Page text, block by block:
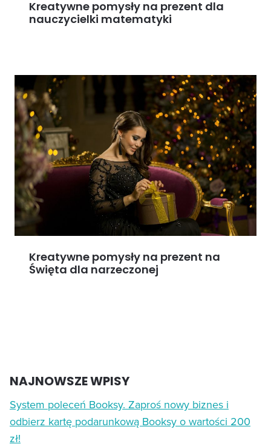
Kreatywne pomysły na prezent dla
nauczycielki matematyki
Kreatywne pomysły na prezent na
Święta dla narzeczonej
NAJNOWSZE WPISY
System poleceń Booksy. Zaproś nowy biznes i
odbierz kartę podarunkową Booksy o wartości 200
zł!